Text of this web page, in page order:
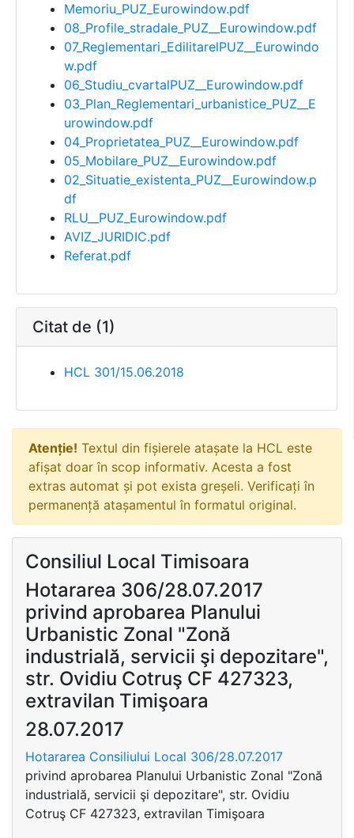
Memoriu_PUZ_Eurowindow.pdf
08_Profile_stradale_PUZ__Eurowindow.pdf
07_Reglementari_EdilitarelPUZ__Eurowindo
w.pdf
06_Studiu_cvartalPUZ__Eurowindow.pdf
03_Plan_Reglementari_urbanistice_PUZ__E
urowindow.pdf
04_Proprietatea_PUZ__Eurowindow.pdf
05_Mobilare_PUZ__Eurowindow.pdf
02_Situatie_existenta_PUZ__Eurowindow.p
df
RLU__PUZ_Eurowindow.pdf
AVIZ_JURIDIC.pdf
Referat.pdf
Citat de (1)
HCL 301/15.06.2018
Atenție! Textul din fișierele atașate la HCL este
afișat doar în scop informativ. Acesta a fost
extras automat și pot exista greșeli. Verificați în
permanență atașamentul în formatul original.
Consiliul Local Timisoara
Hotararea 306/28.07.2017
privind aprobarea Planului
Urbanistic Zonal "Zonă
industrială, servicii şi depozitare",
str. Ovidiu Cotruş CF 427323,
extravilan Timişoara
28.07.2017
Hotararea Consiliului Local 306/28.07.2017
privind aprobarea Planului Urbanistic Zonal "Zonă
industrială, servicii şi depozitare", str. Ovidiu
Cotruş CF 427323, extravilan Timişoara